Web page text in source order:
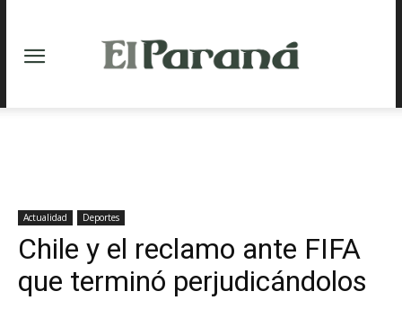
Actualidad Deportes
Chile y el reclamo ante FIFA
que terminó perjudicándolos